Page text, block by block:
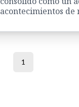
acontecimientos
1